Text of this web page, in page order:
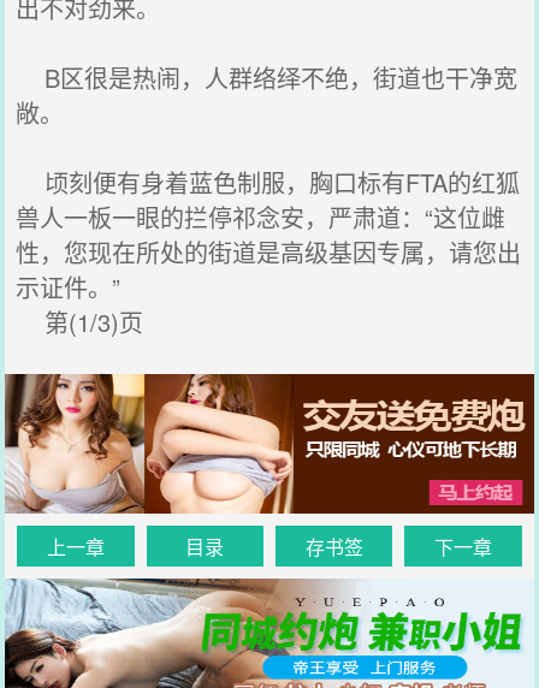
出不对劲来。
B区很是热闹，人群络绎不绝，街道也干净宽
敞。
顷刻便有身着蓝色制服，胸口标有FTA的红狐
兽人一板一眼的拦停祁念安，严肃道：“这位雌
性，您现在所处的街道是高级基因专属，请您出
示证件。”
第(1/3)页
上一章 目录 存书签 下一章